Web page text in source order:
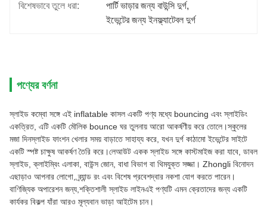
বিশেষভাবে তুলে ধরা:
পার্টি ভাড়ার জন্য বাউন্সি দুর্গ,
ইভেন্টের জন্য ইনফ্ল্যাটেবল দুর্গ
পণ্যের বর্ণনা
স্লাইড কম্বো সঙ্গে এই inflatable কাসল একটি পণ্য মধ্যে bouncing এবং স্লাইডিং
একত্রিত, এটি একটি মৌলিক bounce ঘর তুলনায় আরো আকর্ষণীয় করে তোলে।স্কুলের
মজা দিনস্লাইড ফাংশন খেলার সময় বাড়াতে সাহায্য করে, যখন দুর্গ কাঠামো ইভেন্টের সাইটে
একটি স্পষ্ট চাক্ষুষ আকর্ষণ তৈরি করে।লেআউট একক স্লাইড সঙ্গে কাস্টমাইজ করা যাবে, ডাবল
স্লাইড, ক্লাইম্বিং এলাকা, বাউন্স জোন, বাধা বিভাগ বা থিমযুক্ত সজ্জা। Zhongli বিনোদন
এছাড়াও আপনার লোগো, ব্র্যান্ড রং এবং বিশেষ প্রবেশদ্বার নকশা যোগ করতে পারেন।
বাণিজ্যিক অপারেশন জন্য,শক্তিশালী স্লাইড লাইনএই পণ্যটি এমন ক্রেতাদের জন্য একটি
কার্যকর বিকল্প যাঁরা আরও মূল্যবান ভাড়া আইটেম চান।